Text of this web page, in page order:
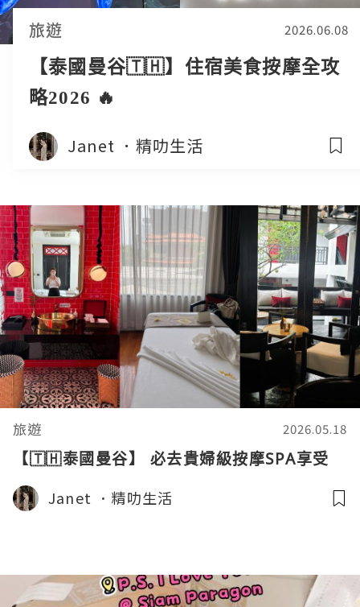
旅遊 2026.06.08
【泰國曼谷🇹🇭】住宿美食按摩全攻
略2026 🔥
Janet ．精叻生活
旅遊 2026.05.18
【🇹🇭泰國曼谷】 必去貴婦級按摩SPA享受
Janet ．精叻生活